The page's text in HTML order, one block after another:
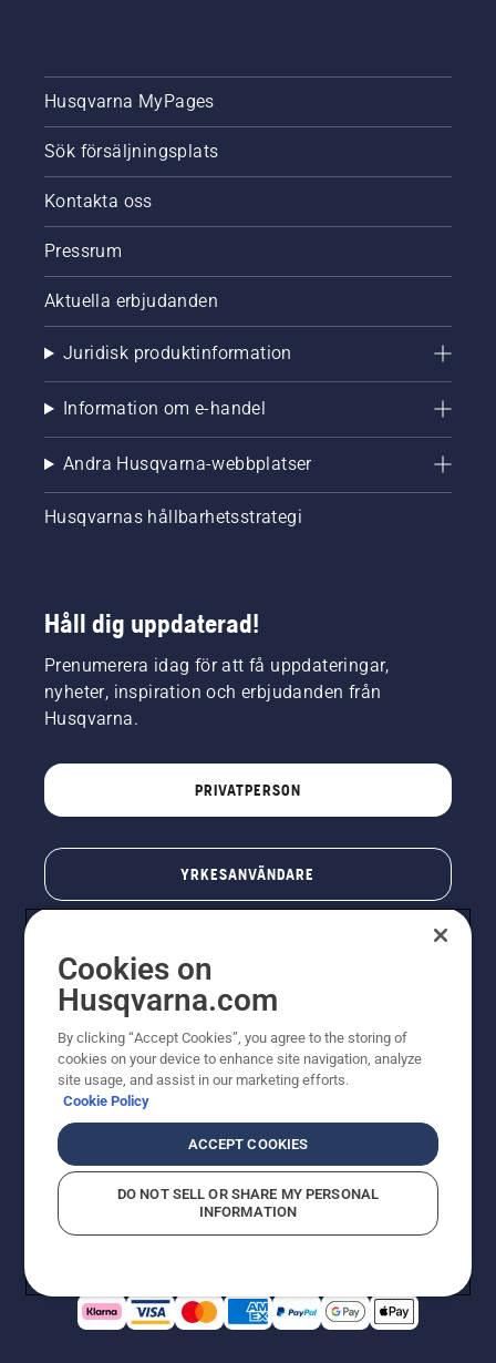
Husqvarna MyPages
Sök försäljningsplats
Kontakta oss
Pressrum
Aktuella erbjudanden
Juridisk produktinformation
Information om e-handel
Andra Husqvarna-webbplatser
Husqvarnas hållbarhetsstrategi
Håll dig uppdaterad!
Prenumerera idag för att få uppdateringar,
nyheter, inspiration och erbjudanden från
Husqvarna.
PRIVATPERSON
YRKESANVÄNDARE
© Husqvarna AB (publ). All rights reserved. Priserna
som visas är rekommenderade cirkapriser. Alla angivna
priser är rekommenderade försäljningspriser (inkl.
moms) om inte produkten är tillgänglig för direkt köp.
CookiepolicyAnvändningsvillkor Sekretessmeddelande
Rapportera misstänkta överträdelser
Cookies on
Husqvarna.com
By clicking “Accept Cookies”, you agree to the storing of
cookies on your device to enhance site navigation, analyze
site usage, and assist in our marketing efforts.
Cookie Policy
ACCEPT COOKIES
DO NOT SELL OR SHARE MY PERSONAL
INFORMATION